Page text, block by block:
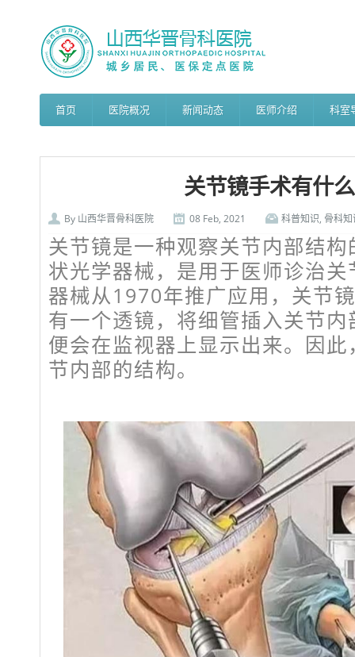
首页 医院概况 新闻动态 医师介绍 科室
关节镜手术有什
By 山西华晋骨科医院 08 Feb, 2021 科普知识, 骨科知
关节镜是一种观察关节内部结
状光学器械，是用于医师诊治
器械从1970年推广应用，关节
有一个透镜，将细管插入关节
便会在监视器上显示出来。因
节内部的结构。